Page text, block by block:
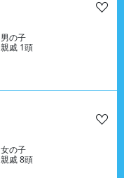
男の子
親戚 1頭
女の子
親戚 8頭